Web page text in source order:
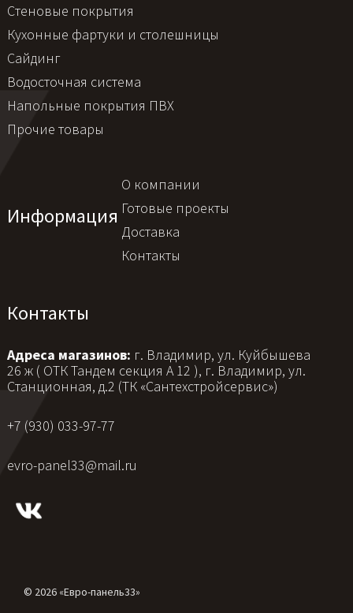
Стеновые покрытия
Кухонные фартуки и столешницы
Сайдинг
Водосточная система
Напольные покрытия ПВХ
Прочие товары
Информация
О компании
Готовые проекты
Доставка
Контакты
Контакты
Адреса магазинов: г. Владимир, ул. Куйбышева
26 ж ( ОТК Тандем секция А 12 ), г. Владимир, ул.
Станционная, д.2 (ТК «Сантехстройсервис»)
+7 (930) 033-97-77
evro-panel33@mail.ru
© 2026 «Евро-панель33»